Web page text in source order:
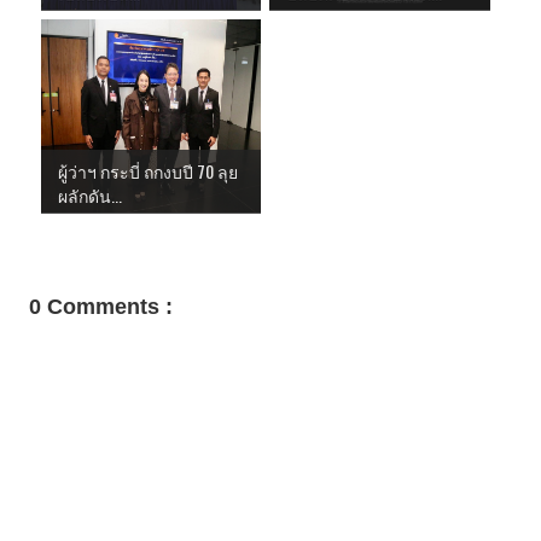
ผู้ว่าฯ กระบี่ ถกงบปี 70 ลุย
ผลักดัน...
0 Comments :